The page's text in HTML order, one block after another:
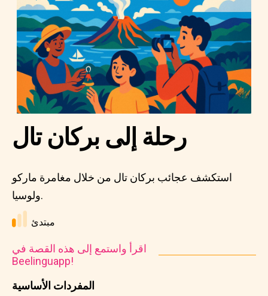
المفردات الأساسية
رحلة إلى بركان تال
استكشف عجائب بركان تال من خلال مغامرة ماركو
ولوسيا.
مبتدئ
اقرأ واستمع إلى هذه القصة في
Beelinguapp!